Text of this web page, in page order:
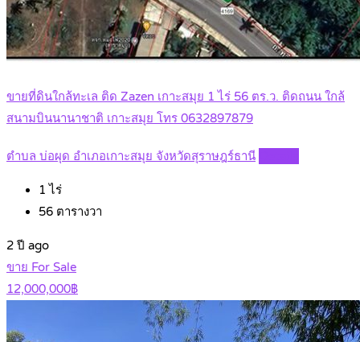
ขายที่ดินใกล้ทะเล ติด Zazen เกาะสมุย 1 ไร่ 56 ตร.ว. ติดถนน ใกล้
สนามบินนานาชาติ เกาะสมุย โทร 0632897879
ตำบล บ่อผุด อำเภอเกาะสมุย จังหวัดสุราษฎร์ธานี
1 ไร่
56 ตารางวา
2 ปี ago
ขาย For Sale
12,000,000฿